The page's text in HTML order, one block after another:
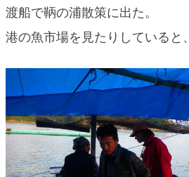
渡船で鞆の浦散策に出た。
港の魚市場を見たりしていると、